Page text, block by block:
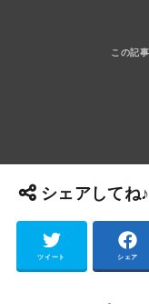
シェアしてね♪
ツイート シェア